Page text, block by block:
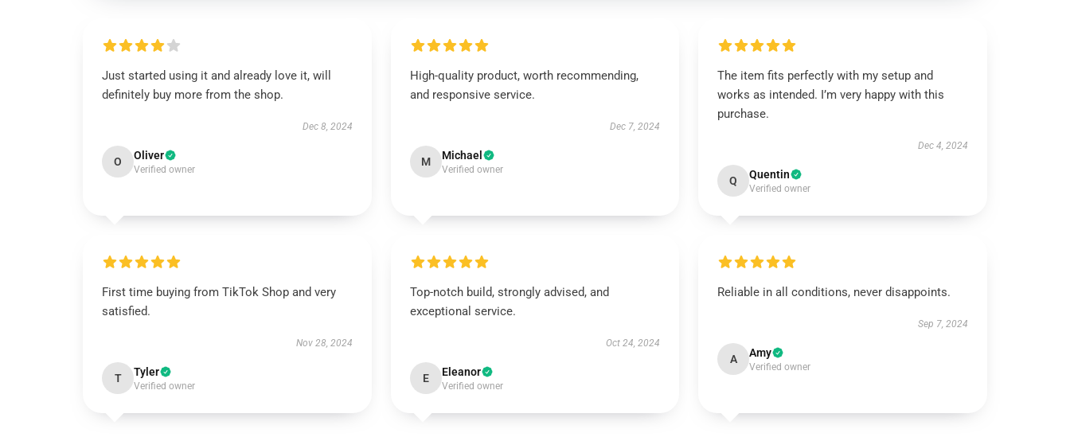
Just started using it and already love it, will
definitely buy more from the shop.
Dec 8, 2024
O Oliver
Verified owner
High-quality product, worth recommending,
and responsive service.
Dec 7, 2024
M Michael
Verified owner
The item fits perfectly with my setup and
works as intended. I’m very happy with this
purchase.
Dec 4, 2024
Q Quentin
Verified owner
First time buying from TikTok Shop and very
satisfied.
Nov 28, 2024
T Tyler
Verified owner
Top-notch build, strongly advised, and
exceptional service.
Oct 24, 2024
E Eleanor
Verified owner
Reliable in all conditions, never disappoints.
Sep 7, 2024
A Amy
Verified owner